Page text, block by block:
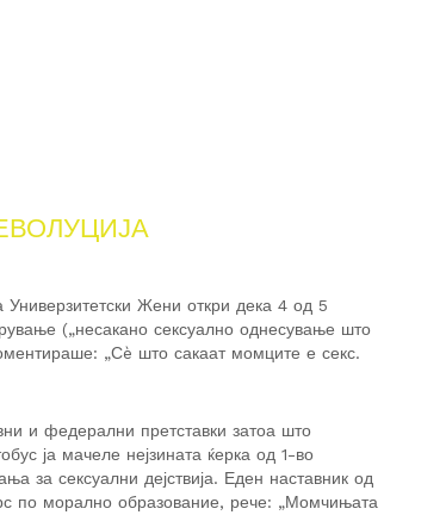
Универзитетски Жени откри дека 4 од 5
(„несакано сексуално однесување што
„Сè што сакаат момците е секс.
и федерални претставки затоа што
ја мачеле нејзината ќерка од 1-во
за сексуални дејствија. Еден наставник од
по морално образование, рече: „Момчињата